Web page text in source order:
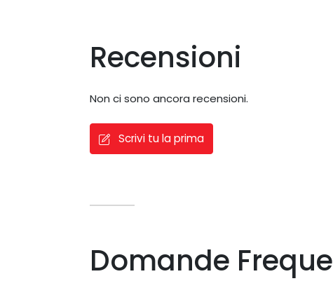
Recensioni
Non ci sono ancora recensioni.
Scrivi tu la prima
Domande